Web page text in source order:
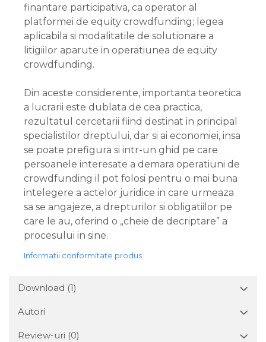
finantare participativa, ca operator al
platformei de equity crowdfunding; legea
aplicabila si modalitatile de solutionare a
litigiilor aparute in operatiunea de equity
crowdfunding.
Din aceste considerente, importanta teoretica
a lucrarii este dublata de cea practica,
rezultatul cercetarii fiind destinat in principal
specialistilor dreptului, dar si ai economiei, insa
se poate prefigura si intr-un ghid pe care
persoanele interesate a demara operatiuni de
crowdfunding il pot folosi pentru o mai buna
intelegere a actelor juridice in care urmeaza
sa se angajeze, a drepturilor si obligatiilor pe
care le au, oferind o „cheie de decriptare” a
procesului in sine.
Informatii conformitate produs
Download (1)
Autori
Review-uri (0)